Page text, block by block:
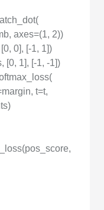
axes=(1, 2))
0], [-1, 1])
[0, 1], [-1, -1])
t=t,